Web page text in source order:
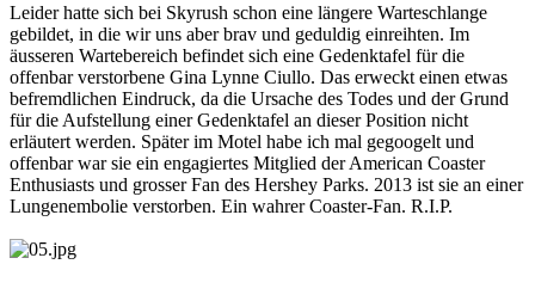
Leider hatte sich bei Skyrush schon eine längere Warteschlange
gebildet, in die wir uns aber brav und geduldig einreihten. Im
äusseren Wartebereich befindet sich eine Gedenktafel für die
offenbar verstorbene Gina Lynne Ciullo. Das erweckt einen etwas
befremdlichen Eindruck, da die Ursache des Todes und der Grund
für die Aufstellung einer Gedenktafel an dieser Position nicht
erläutert werden. Später im Motel habe ich mal gegoogelt und
offenbar war sie ein engagiertes Mitglied der American Coaster
Enthusiasts und grosser Fan des Hershey Parks. 2013 ist sie an einer
Lungenembolie verstorben. Ein wahrer Coaster-Fan. R.I.P.